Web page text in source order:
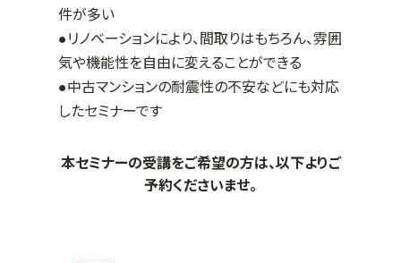
件が多い
●リノベーションにより、間取りはもちろん、雰囲
気や機能性を自由に変えることができる
●中古マンションの耐震性の不安などにも対応
したセミナーです
本セミナーの受講をご希望の方は、以下よりご
予約くださいませ。